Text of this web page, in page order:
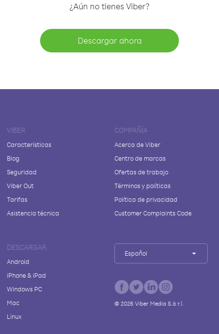
¿Aún no tienes Viber?
Descargar ahora
VIBER
Características
Blog
Seguridad
Viber Out
Tarifas
Asistencia técnica
COMPAÑÍA
Acerca de Viber
Centro de marcas
Ofertas de trabajo
Términos y políticas
Política de privacidad
Customer Complaints Code
DESCARGAR
Android
iPhone & iPad
Windows PC
Mac
Linux
Español
© 2026Viber Media S.à r.l.